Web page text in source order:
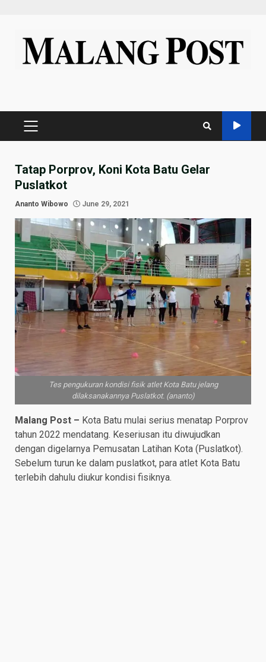
content
PRIMARY
Tatap Porprov, Koni Kota Batu Gelar
Puslatkot
Ananto Wibowo June 29, 2021
Tes pengukuran kondisi fisik atlet Kota Batu jelang
dilaksanakannya Puslatkot. (ananto)
Malang Post – Kota Batu mulai serius menatap Porprov
tahun 2022 mendatang. Keseriusan itu diwujudkan
dengan digelarnya Pemusatan Latihan Kota (Puslatkot).
Sebelum turun ke dalam puslatkot, para atlet Kota Batu
terlebih dahulu diukur kondisi fisiknya.